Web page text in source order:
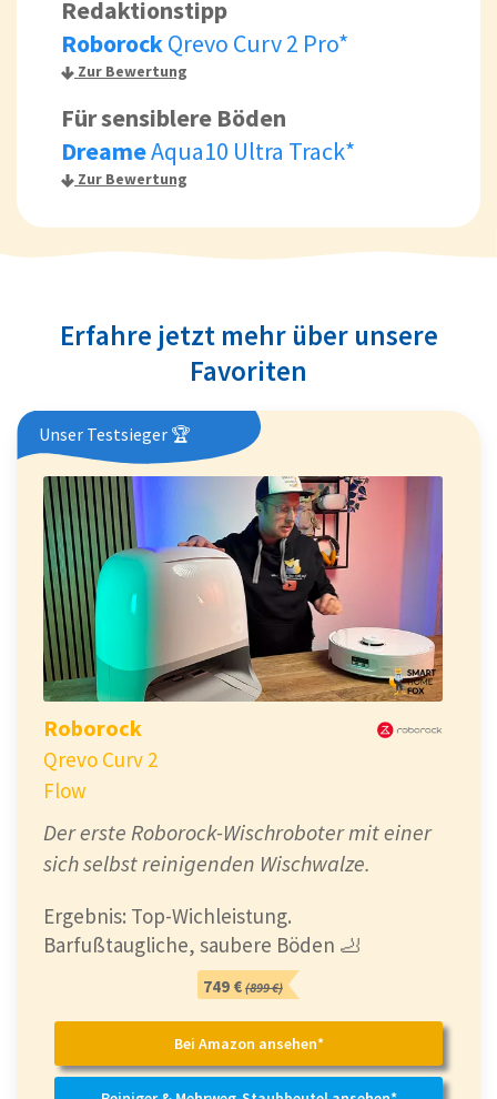
Redaktionstipp
RoborockQrevo Curv 2 Pro*
Zur Bewertung
Für sensiblere Böden
DreameAqua10 Ultra Track*
Zur Bewertung
Erfahre jetzt mehr über unsere
Favoriten
Unser Testsieger 🏆
Roborock
Qrevo Curv 2
Flow
Der erste Roborock-Wischroboter mit einer
sich selbst reinigenden Wischwalze.
Ergebnis: Top-Wichleistung.
Barfußtaugliche, saubere Böden 🦶
749 € (899 €)
Bei Amazon ansehen*